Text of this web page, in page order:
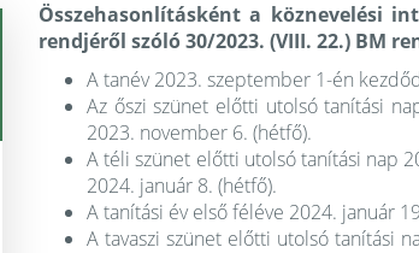
Összehasonlításként a köznevelési
rendjéről szóló 30/2023. (VIII. 22.) BM
A tanév 2023. szeptember 1-én
Az őszi szünet előtti utolsó tanítási
2023. november 6. (hétfő).
A téli szünet előtti utolsó tanítási nap
2024. január 8. (hétfő).
A tanítási év első féléve 2024. január
A tavaszi szünet előtti utolsó tanítási